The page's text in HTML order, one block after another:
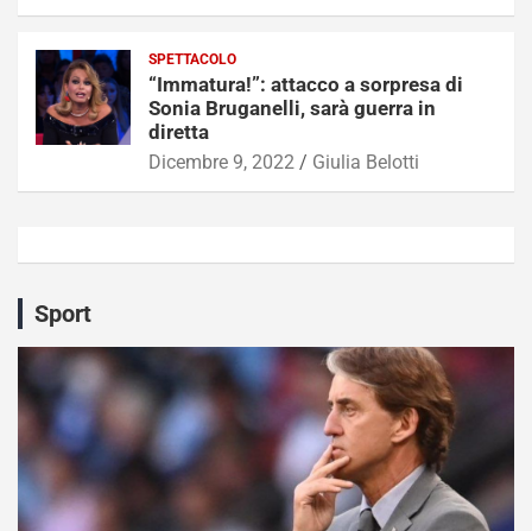
SPETTACOLO
“Immatura!”: attacco a sorpresa di
Sonia Bruganelli, sarà guerra in
diretta
Dicembre 9, 2022 Giulia Belotti
Sport